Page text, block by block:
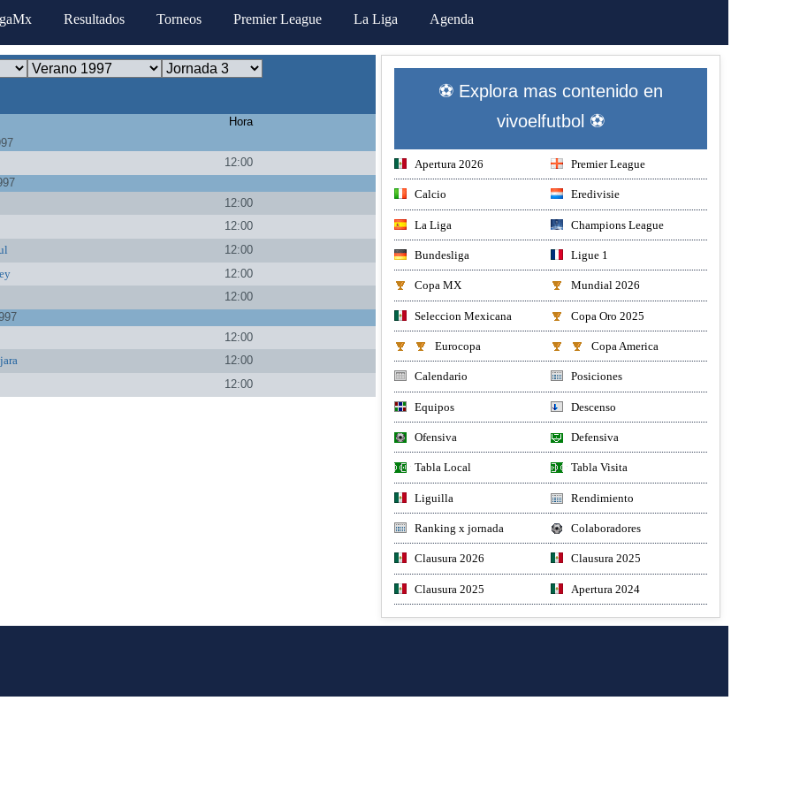
Resultados Torneos Premier League La Liga Agenda
Hora
12:00
12:00
12:00
12:00
12:00
12:00
12:00
12:00
12:00
⚽ Explora mas contenido en
vivoelfutbol ⚽
Apertura 2026 Premier League
Calcio Eredivisie
La Liga Champions League
Bundesliga Ligue 1
Copa MX Mundial 2026
Seleccion Mexicana Copa Oro 2025
Eurocopa Copa America
Calendario Posiciones
Equipos Descenso
Ofensiva Defensiva
Tabla Local Tabla Visita
Liguilla Rendimiento
Ranking x jornada Colaboradores
Clausura 2026 Clausura 2025
Clausura 2025 Apertura 2024